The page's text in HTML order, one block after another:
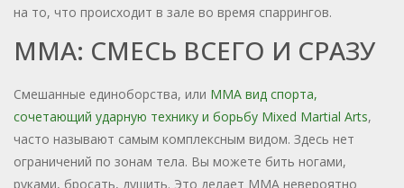
на то, что происходит в зале во время спаррингов.
ММА: СМЕСЬ ВСЕГО И СРАЗУ
Смешанные единоборства, или ММА вид спорта,
сочетающий ударную технику и борьбу Mixed Martial Arts,
часто называют самым комплексным видом. Здесь нет
ограничений по зонам тела. Вы можете бить ногами,
руками, бросать, душить. Это делает ММА невероятно